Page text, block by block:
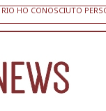
HO CONOSCIUTO